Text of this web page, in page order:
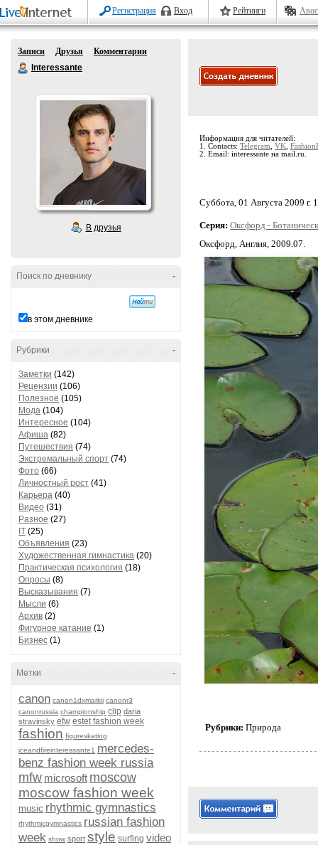
Регистрация Вход Рейтинги
Записи Друзья
Комментарии
Interessante
В друзья
-
Поиск по дневнику
в этом дневнике
-
Рубрики
Заметки (142)
Рецензии (106)
Полезное (105)
Мода (104)
Интересное (104)
Афиша (82)
Путешествия (74)
Экстремальный спорт (74)
Фото (66)
Личностный рост (41)
Карьера (40)
Видео (31)
Разное (27)
IT (25)
Объявления (23)
Художественная гимнастика (20)
Практическая психология (18)
Опросы (8)
Высказывания (7)
Мысли (6)
Архив (2)
Фигурное катание (1)
Бизнес (1)
-
Метки
canon canon1dxmarkii canonr3
canonrussia championship clip daria
stravinsky efw estet fashion week
fashion figureskating
iceandfireinteressante1 mercedes-
benz fashion week russia
mfw microsoft moscow
moscow fashion week
music rhythmic gymnastics
rhythmicgymnastics russian fashion
week show sport style surfing video
Информация для читателей:
1. Contacts: Telegram VK
2. Email: interessante на mail.ru.
Суббота, 01 Августа 2009 г.
Серия: Оксфорд -
Оксфорд, Англия, 2009.07.
Рубрики: Природа